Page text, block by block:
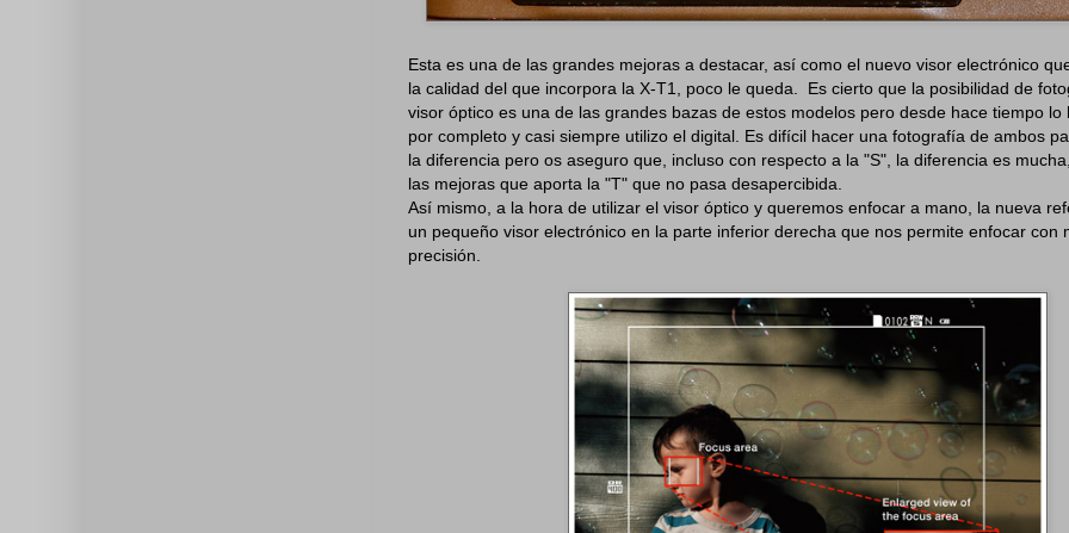
Esta es una de las grandes mejoras a destacar, así como el nuevo visor electrónico
la calidad del que incorpora la X-T1, poco le queda. Es cierto que la posibilidad de
visor óptico es una de las grandes bazas de estos modelos pero desde hace tiempo lo
por completo y casi siempre utilizo el digital. Es difícil hacer una fotografía de ambos
la diferencia pero os aseguro que, incluso con respecto a la "S", la diferencia es
las mejoras que aporta la "T" que no pasa desapercibida.
Así mismo, a la hora de utilizar el visor óptico y queremos enfocar a mano, la nueva
un pequeño visor electrónico en la parte inferior derecha que nos permite enfocar con
precisión.